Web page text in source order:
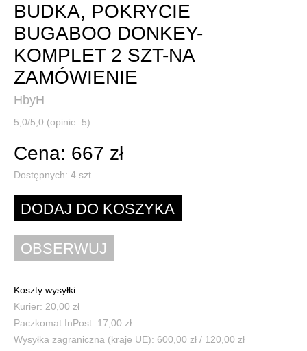
BUDKA, POKRYCIE
BUGABOO DONKEY-
KOMPLET 2 SZT-NA
ZAMÓWIENIE
HbyH
5,0/5,0 (opinie: 5)
Cena: 667 zł
Dostępnych: 4 szt.
Koszty wysyłki:
Kurier: 20,00 zł
Paczkomat InPost: 17,00 zł
Wysyłka zagraniczna (kraje UE): 600,00 zł / 120,00 zł